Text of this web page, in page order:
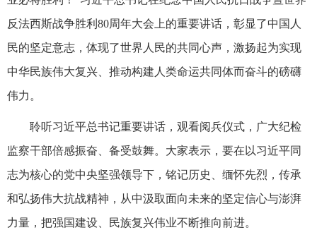
反法西斯战争胜利80周年大会上的重要讲话，彰显了中国人
民的坚定意志，体现了世界人民的共同心声，激扬起为实现
中华民族伟大复兴、推动构建人类命运共同体而奋斗的磅礴
伟力。
聆听习近平总书记重要讲话，观看阅兵仪式，广大纪检
监察干部倍感振奋、备受鼓舞。大家表示，要在以习近平同
志为核心的党中央坚强领导下，铭记历史、缅怀先烈，传承
和弘扬伟大抗战精神，从中汲取面向未来的坚定信心与澎湃
力量，把强国建设、民族复兴伟业不断推向前进。